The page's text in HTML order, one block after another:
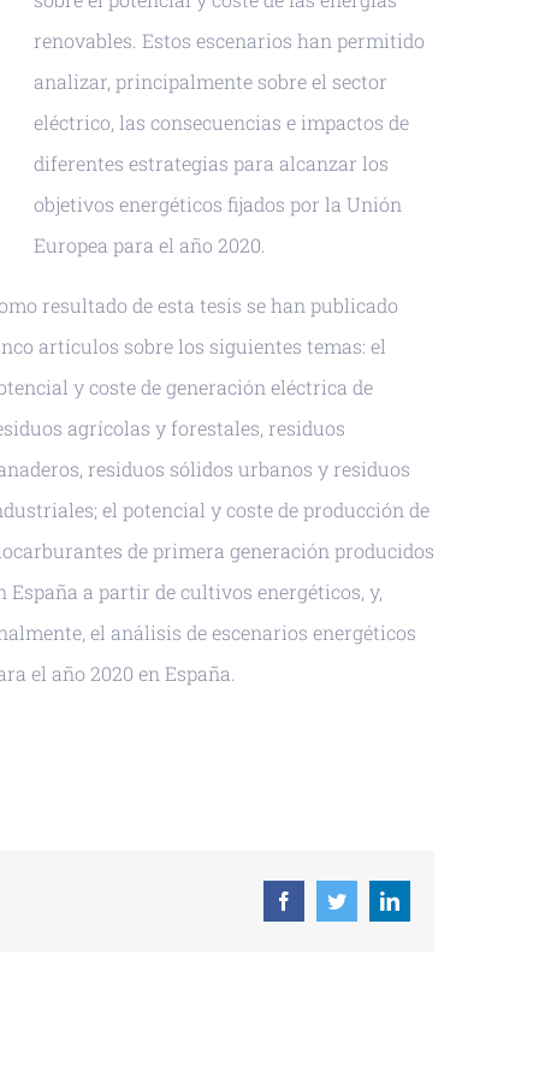
renovables. Estos escenarios han permitido
analizar, principalmente sobre el sector
eléctrico, las consecuencias e impactos de
diferentes estrategias para alcanzar los
objetivos energéticos fijados por la Unión
Europea para el año 2020.
resultado de esta tesis se han publicado
artículos sobre los siguientes temas: el
y coste de generación eléctrica de
agrícolas y forestales, residuos
residuos sólidos urbanos y residuos
el potencial y coste de producción de
de primera generación producidos
España a partir de cultivos energéticos, y,
el análisis de escenarios energéticos
el año 2020 en España.
FacebookTwitterLinkedIn